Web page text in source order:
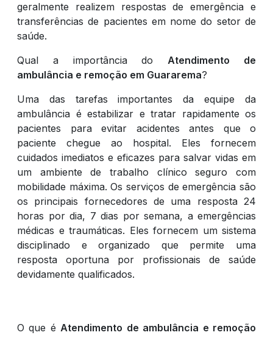
geralmente realizem respostas de emergência e
transferências de pacientes em nome do setor de
saúde.
Qual a importância doAtendimento de
ambulância e remoção em Guararema?
Uma das tarefas importantes da equipe da
ambulância é estabilizar e tratar rapidamente os
pacientes para evitar acidentes antes que o
paciente chegue ao hospital. Eles fornecem
cuidados imediatos e eficazes para salvar vidas em
um ambiente de trabalho clínico seguro com
mobilidade máxima. Os serviços de emergência são
os principais fornecedores de uma resposta 24
horas por dia, 7 dias por semana, a emergências
médicas e traumáticas. Eles fornecem um sistema
disciplinado e organizado que permite uma
resposta oportuna por profissionais de saúde
devidamente qualificados.
O que éAtendimento de ambulância e remoção